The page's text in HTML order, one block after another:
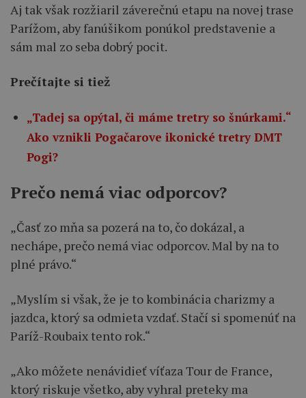
Aj tak však rozžiaril záverečnú etapu na novej trase
Parížom, aby fanúšikom ponúkol predstavenie a
sám mal zo seba dobrý pocit.
Prečítajte si tiež
„Tadej sa opýtal, či máme tretry so šnúrkami.“
Ako vznikli Pogačarove ikonické tretry DMT
Pogi?
Prečo nemá viac odporcov?
„Časť zo mňa sa pozerá na to, čo dokázal, a
nechápe, prečo nemá viac odporcov. Mal by na to
plné právo.“
„Myslím si však, že je to kombinácia charizmy a
jazdca, ktorý sa odmieta vzdať. Stačí si spomenúť na
Paríž-Roubaix tento rok.“
„Ako môžete nenávidieť víťaza Tour de France,
ktorý riskuje všetko, aby vyhral preteky ma